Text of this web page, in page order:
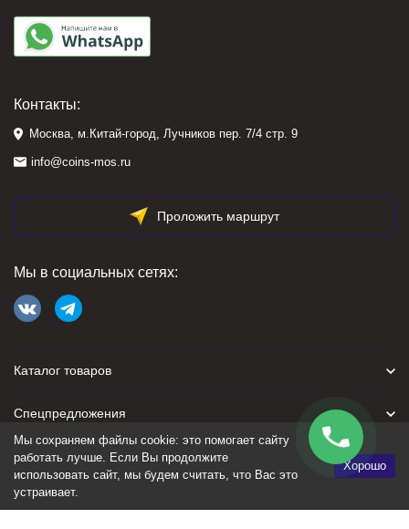
Контакты:
Москва, м.Китай-город, Лучников пер. 7/4 стр. 9
info@coins-mos.ru
Проложить маршрут
Мы в социальных сетях:
Каталог товаров
Спецпредложения
Для покупателя
Политика персональных данных
Мы сохраняем файлы cookie: это помогает сайту
работать лучше. Если Вы продолжите
использовать сайт, мы будем считать, что Вас это
устраивает.
Хорошо